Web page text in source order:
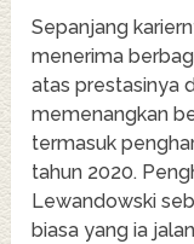
Sepanjang
menerima
atas prestasinya
memenangkan
termasuk
tahun 2020.
Lewandowski
biasa yang ia